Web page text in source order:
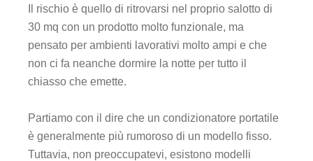
Il rischio è quello di ritrovarsi nel proprio salotto di
30 mq con un prodotto molto funzionale, ma
pensato per ambienti lavorativi molto ampi e che
non ci fa neanche dormire la notte per tutto il
chiasso che emette.
Partiamo con il dire che un condizionatore portatile
è generalmente più rumoroso di un modello fisso.
Tuttavia, non preoccupatevi, esistono modelli